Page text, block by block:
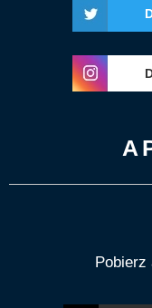
Pobierz